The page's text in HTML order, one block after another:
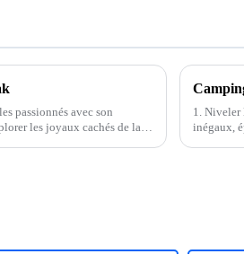
passionnés avec son
les joyaux cachés de la
1. Niveler
inégaux,